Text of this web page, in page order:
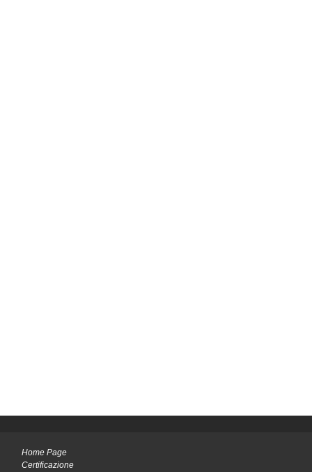
Home Page
Certificazione